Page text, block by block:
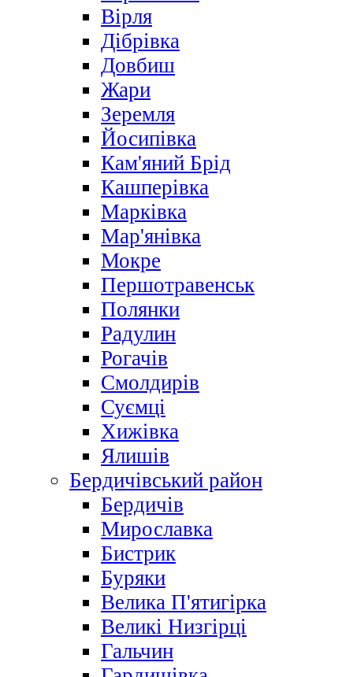
Вірля
Дібрівка
Довбиш
Жари
Зеремля
Йосипівка
Кам'яний Брід
Кашперівка
Марківка
Мар'янівка
Мокре
Першотравенськ
Полянки
Радулин
Рогачів
Смолдирів
Суємці
Хижівка
Ялишів
Бердичівський район
Бердичів
Мирославка
Бистрик
Буряки
Велика П'ятигірка
Великі Низгірці
Гальчин